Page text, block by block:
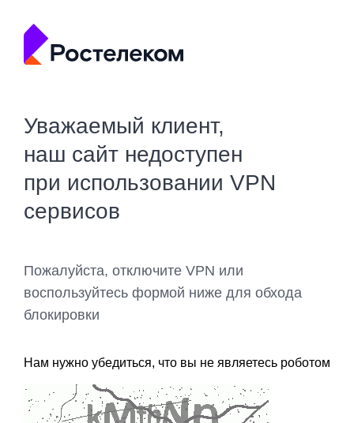
Уважаемый клиент,
наш сайт недоступен
при использовании VPN
сервисов
Пожалуйста, отключите VPN или
воспользуйтесь формой ниже для обхода
блокировки
Нам нужно убедиться, что вы не являетесь роботом